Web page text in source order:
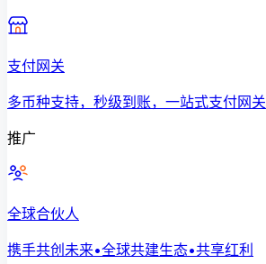
支付网关
多币种支持，秒级到账，一站式支付网关
推广
全球合伙人
携手共创未来•全球共建生态•共享红利